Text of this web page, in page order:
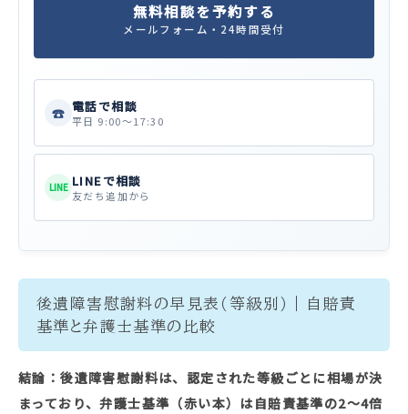
無料相談を予約する
メールフォーム・24時間受付
☎ 電話で相談
平日 9:00〜17:30
LINE LINEで相談
友だち追加から
後遺障害慰謝料の早見表（等級別）｜自賠責
基準と弁護士基準の比較
結論：後遺障害慰謝料は、認定された等級ごとに相場が決
まっており、弁護士基準（赤い本）は自賠責基準の2〜4倍